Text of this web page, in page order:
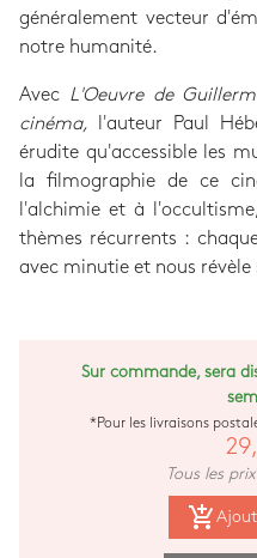
généralement vecteur
notre humanité.
Avec L'Oeuvre de
cinéma,
l'auteur Paul
érudite qu'accessible les
la filmographie de ce
l'alchimie et à
thèmes récurrents :
avec minutie et nous
Sur commande, sera
*Pour les livraisons
Tous les
add_shopping_cart